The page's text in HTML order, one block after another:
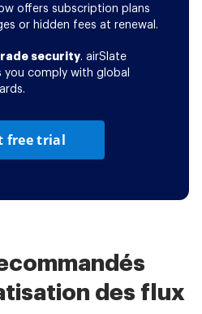
offers subscription plans
or hidden fees at renewal.
security. airSlate
you comply with global
free trial
des flux